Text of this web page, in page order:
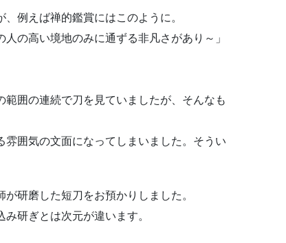
例えば禅的鑑賞にはこのように。
の高い境地のみに通ずる非凡さがあり～」
囲の連続で刀を見ていましたが、そんなも
囲気の文面になってしまいました。そうい
研磨した短刀をお預かりしました。
研ぎとは次元が違います。